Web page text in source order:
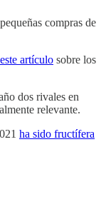
compras de
artículo sobre los
dos rivales en
relevante.
ha sido fructífera